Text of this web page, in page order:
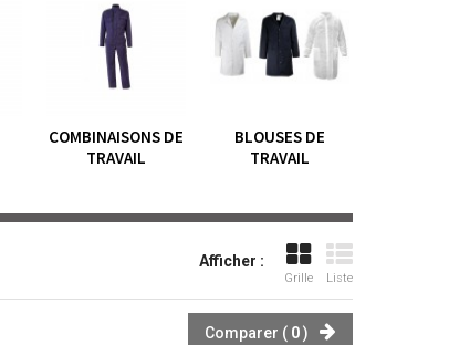
COMBINAISONS DE
TRAVAIL
BLOUSES DE
TRAVAIL
Afficher :
Grille Liste
Comparer ( 0)